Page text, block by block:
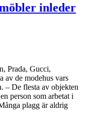
inleder
Prada, Gucci,
av de modehus vars
– De flesta av objekten
person som arbetat i
plagg är aldrig